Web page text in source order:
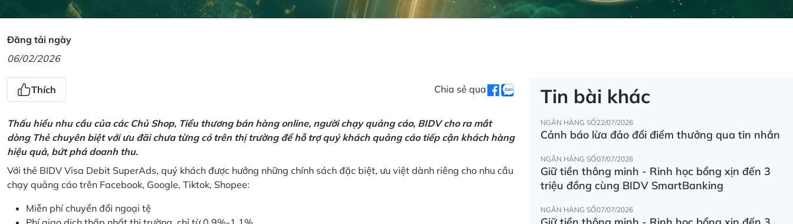
Đăng tải ngày
06/02/2026
Thích Chia sẻ qua
Thấu hiểu nhu cầu của các Chủ Shop, Tiểu thương bán hàng online, người chạy quảng cáo, BIDV cho ra mắt
dòng Thẻ chuyên biệt với ưu đãi chưa từng có trên thị trường để hỗ trợ quý khách quảng cáo tiếp cận khách hàng
hiệu quả, bứt phá doanh thu.
Với thẻ BIDV Visa Debit SuperAds, quý khách được hưởng những chính sách đặc biệt, ưu việt dành riêng cho nhu cầu
chạy quảng cáo trên Facebook, Google, Tiktok, Shopee:
Miễn phí chuyển đổi ngoại tệ
Tin bài khác
NGÂN HÀNG SỐ22/07/2026
Cảnh báo lừa đảo đổi điểm thưởng qua tin nhắn
NGÂN HÀNG SỐ07/07/2026
Giữ tiền thông minh - Rinh học bổng xịn đến 3
triệu đồng cùng BIDV SmartBanking
NGÂN HÀNG SỐ07/07/2026